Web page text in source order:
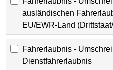
ausländischen
EU/EWR-Land
Fahrerlaubnis -
Dienstfahrerlaubnis